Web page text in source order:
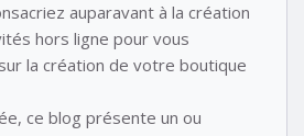
auparavant à la création
hors ligne pour vous
la création de votre boutique
ce blog présente un ou